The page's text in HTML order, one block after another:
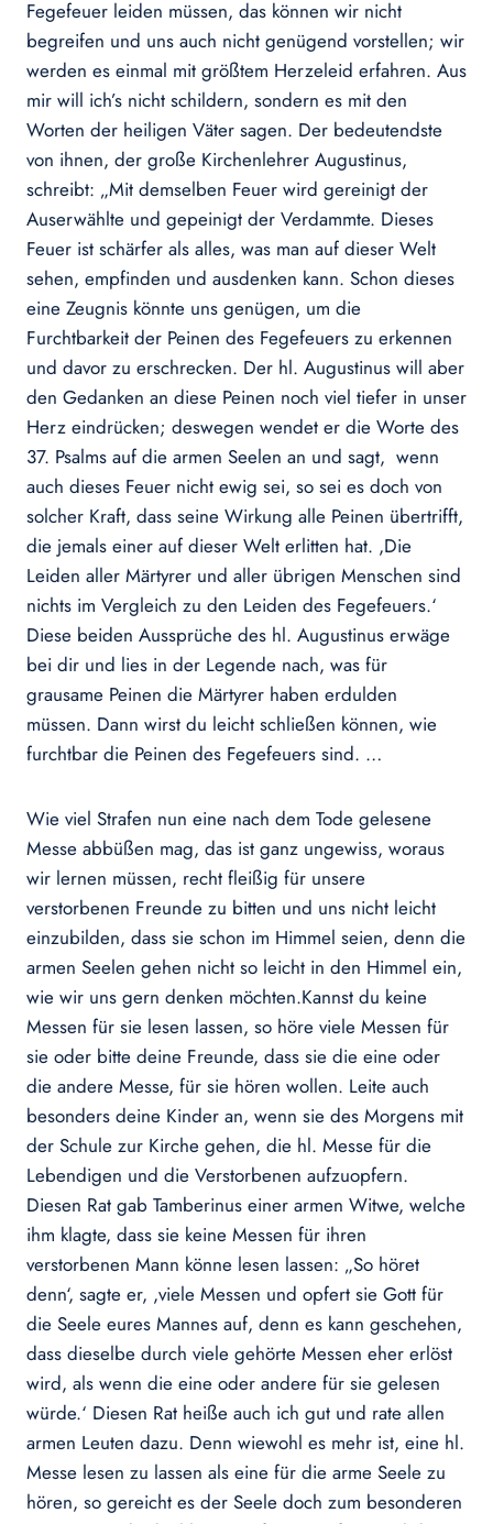
Fegefeuer leiden müssen, das können wir nicht
begreifen und uns auch nicht genügend vorstellen; wir
werden es einmal mit größtem Herzeleid erfahren. Aus
mir will ich’s nicht schildern, sondern es mit den
Worten der heiligen Väter sagen. Der bedeutendste
von ihnen, der große Kirchenlehrer Augustinus,
schreibt: „Mit demselben Feuer wird gereinigt der
Auserwählte und gepeinigt der Verdammte. Dieses
Feuer ist schärfer als alles, was man auf dieser Welt
sehen, empfinden und ausdenken kann. Schon dieses
eine Zeugnis könnte uns genügen, um die
Furchtbarkeit der Peinen des Fegefeuers zu erkennen
und davor zu erschrecken. Der hl. Augustinus will aber
den Gedanken an diese Peinen noch viel tiefer in unser
Herz eindrücken; deswegen wendet er die Worte des
37. Psalms auf die armen Seelen an und sagt, wenn
auch dieses Feuer nicht ewig sei, so sei es doch von
solcher Kraft, dass seine Wirkung alle Peinen übertrifft,
die jemals einer auf dieser Welt erlitten hat. ,Die
Leiden aller Märtyrer und aller übrigen Menschen sind
nichts im Vergleich zu den Leiden des Fegefeuers.‘
Diese beiden Aussprüche des hl. Augustinus erwäge
bei dir und lies in der Legende nach, was für
grausame Peinen die Märtyrer haben erdulden
müssen. Dann wirst du leicht schließen können, wie
furchtbar die Peinen des Fegefeuers sind. …
Wie viel Strafen nun eine nach dem Tode gelesene
Messe abbüßen mag, das ist ganz ungewiss, woraus
wir lernen müssen, recht fleißig für unsere
verstorbenen Freunde zu bitten und uns nicht leicht
einzubilden, dass sie schon im Himmel seien, denn die
armen Seelen gehen nicht so leicht in den Himmel ein,
wie wir uns gern denken möchten.Kannst du keine
Messen für sie lesen lassen, so höre viele Messen für
sie oder bitte deine Freunde, dass sie die eine oder
die andere Messe, für sie hören wollen. Leite auch
besonders deine Kinder an, wenn sie des Morgens mit
der Schule zur Kirche gehen, die hl. Messe für die
Lebendigen und die Verstorbenen aufzuopfern.
Diesen Rat gab Tamberinus einer armen Witwe, welche
ihm klagte, dass sie keine Messen für ihren
verstorbenen Mann könne lesen lassen: „So höret
denn‘, sagte er, ,viele Messen und opfert sie Gott für
die Seele eures Mannes auf, denn es kann geschehen,
dass dieselbe durch viele gehörte Messen eher erlöst
wird, als wenn die eine oder andere für sie gelesen
würde.‘ Diesen Rat heiße auch ich gut und rate allen
armen Leuten dazu. Denn wiewohl es mehr ist, eine hl.
Messe lesen zu lassen als eine für die arme Seele zu
hören, so gereicht es der Seele doch zum besonderen